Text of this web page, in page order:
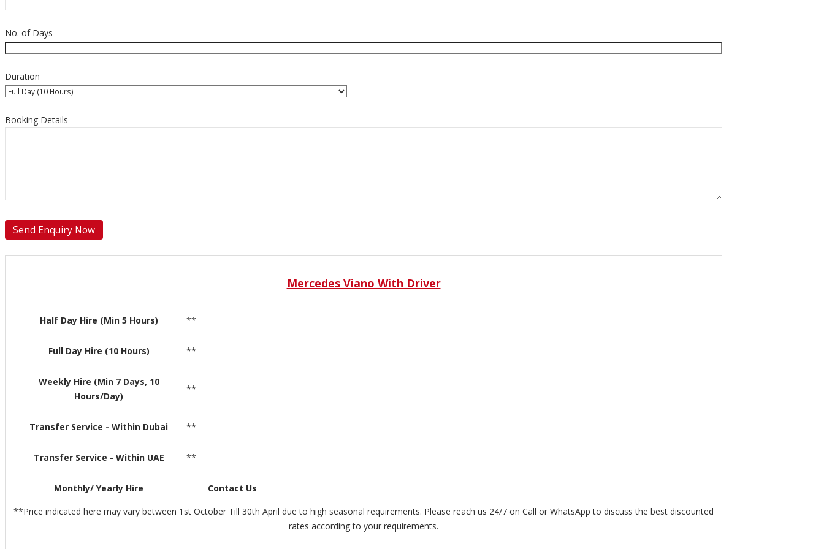
No. of Days
Duration
Booking Details
Mercedes Viano With Driver
Half Day Hire (Min 5 Hours) **
Full Day Hire (10 Hours) **
Weekly Hire (Min 7 Days, 10
Hours/Day)
**
Transfer Service - Within Dubai **
Transfer Service - Within UAE **
Monthly/ Yearly Hire
Contact Us
**Price indicated here may vary between 1st October Till 30th April due to high seasonal requirements. Please reach us 24/7 on Call or WhatsApp to discuss the best discounted
rates according to your requirements.